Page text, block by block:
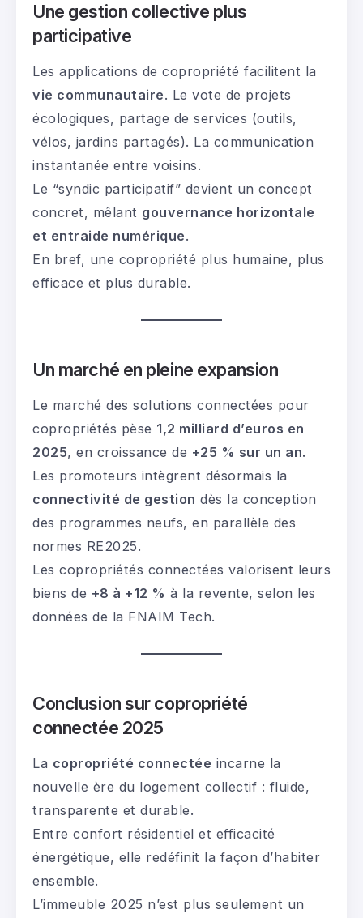
Une gestion collective plus
participative
Les applications de copropriété facilitent la
vie communautaire. Le vote de projets
écologiques, partage de services (outils,
vélos, jardins partagés). La communication
instantanée entre voisins.
Le “syndic participatif” devient un concept
concret, mêlant gouvernance horizontale
et entraide numérique.
En bref, une copropriété plus humaine, plus
efficace et plus durable.
Un marché en pleine expansion
Le marché des solutions connectées pour
copropriétés pèse 1,2 milliard d’euros en
2025, en croissance de +25 % sur un an.
Les promoteurs intègrent désormais la
connectivité de gestion dès la conception
des programmes neufs, en parallèle des
normes RE2025.
Les copropriétés connectées valorisent leurs
biens de +8 à +12 % à la revente, selon les
données de la FNAIM Tech.
Conclusionsur copropriété
connectée 2025
La copropriété connectée incarne la
nouvelle ère du logement collectif : fluide,
transparente et durable.
Entre confort résidentiel et efficacité
énergétique, elle redéfinit la façon d’habiter
ensemble.
L’immeuble 2025 n’est plus seulement un